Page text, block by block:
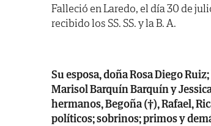
Falleció en Laredo, el día 30 de
recibido los SS. SS. y la B. A.
Su esposa, doña Rosa Diego
Marisol Barquín Barquín y
hermanos, Begoña (†), Rafael,
políticos; sobrinos; primos y